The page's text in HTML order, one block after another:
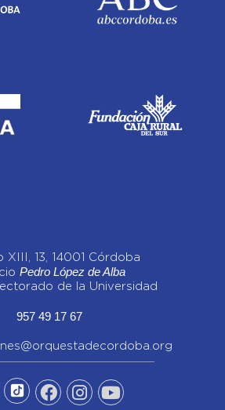
XIII, 13, 14001 Córdoba
Pedro López de Alba
de la Universidad
957 49 17 67